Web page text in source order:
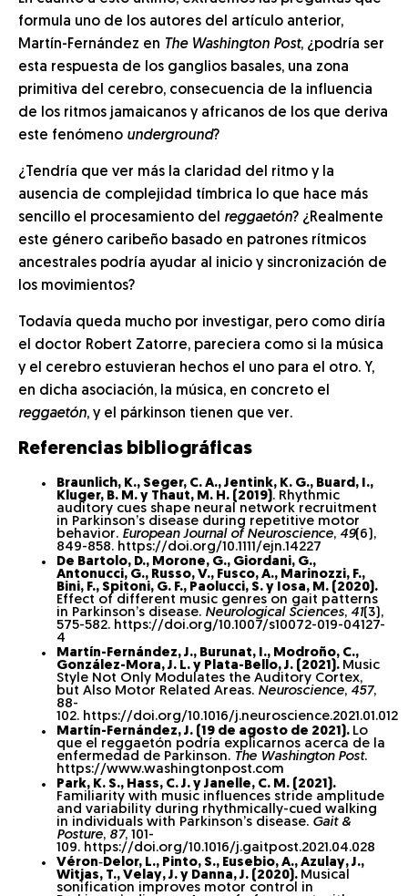
formula uno de los autores del artículo anterior,
Martín-Fernández en The Washington Post, ¿podría ser
esta respuesta de los ganglios basales, una zona
primitiva del cerebro, consecuencia de la influencia
de los ritmos jamaicanos y africanos de los que deriva
este fenómeno underground?
¿Tendría que ver más la claridad del ritmo y la
ausencia de complejidad tímbrica lo que hace más
sencillo el procesamiento del reggaetón? ¿Realmente
este género caribeño basado en patrones rítmicos
ancestrales podría ayudar al inicio y sincronización de
los movimientos?
Todavía queda mucho por investigar, pero como diría
el doctor Robert Zatorre, pareciera como si la música
y el cerebro estuvieran hechos el uno para el otro. Y,
en dicha asociación, la música, en concreto el
reggaetón, y el párkinson tienen que ver.
Referencias bibliográficas
Braunlich, K., Seger, C. A., Jentink, K. G., Buard, I.,
Kluger, B. M. y Thaut, M. H. (2019). Rhythmic
auditory cues shape neural network recruitment
in Parkinson’s disease during repetitive motor
behavior. European Journal of Neuroscience, 49(6),
849-858. https://doi.org/10.1111/ejn.14227
De Bartolo, D., Morone, G., Giordani, G.,
Antonucci, G., Russo, V., Fusco, A., Marinozzi, F.,
Bini, F., Spitoni, G. F., Paolucci, S. y Iosa, M. (2020).
Effect of different music genres on gait patterns
in Parkinson’s disease. Neurological Sciences, 41(3),
575-582. https://doi.org/10.1007/s10072-019-04127-
4
Martín-Fernández, J., Burunat, I., Modroño, C.,
González-Mora, J. L. y Plata-Bello, J. (2021). Music
Style Not Only Modulates the Auditory Cortex,
but Also Motor Related Areas. Neuroscience, 457,
88-
102. https://doi.org/10.1016/j.neuroscience.2021.01.012
Martín-Fernández, J. (19 de agosto de 2021). Lo
que el reggaetón podría explicarnos acerca de la
enfermedad de Parkinson. The Washington Post.
https://www.washingtonpost.com
Park, K. S., Hass, C. J. y Janelle, C. M. (2021).
Familiarity with music influences stride amplitude
and variability during rhythmically-cued walking
in individuals with Parkinson’s disease. Gait &
Posture, 87, 101-
109. https://doi.org/10.1016/j.gaitpost.2021.04.028
Véron‐Delor, L., Pinto, S., Eusebio, A., Azulay, J.,
Witjas, T., Velay, J. y Danna, J. (2020). Musical
sonification improves motor control in